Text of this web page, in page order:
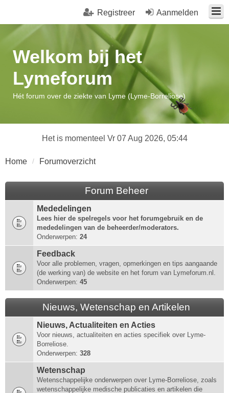
Aanmelden
Registreer
Welkom bij het
Lymeforum
Hét forum over de ziekte van Lyme (Lyme-Borreliose)
Het is momenteel Vr 07 Aug 2026, 05:44
Home Forumoverzicht
Forum Beheer
Mededelingen
Lees hier de spelregels voor het forumgebruik en de
mededelingen van de beheerder/moderators.
Onderwerpen: 24
Feedback
Voor alle problemen, vragen, opmerkingen en tips aangaande
(de werking van) de website en het forum van Lymeforum.nl.
Onderwerpen: 45
Nieuws, Wetenschap en Artikelen
Nieuws, Actualiteiten en Acties
Voor nieuws, actualiteiten en acties specifiek over Lyme-
Borreliose.
Onderwerpen: 328
Wetenschap
Wetenschappelijke onderwerpen over Lyme-Borreliose, zoals
wetenschappelijke medische publicaties en artikelen die